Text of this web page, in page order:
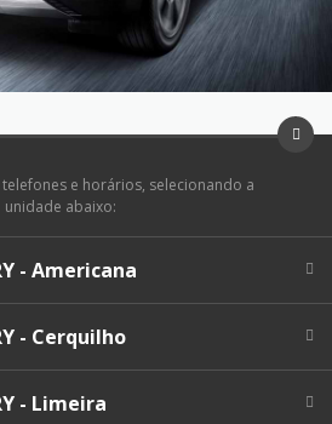
e horários, selecionando a
unidade abaixo:
- Americana
- Cerquilho
- Limeira